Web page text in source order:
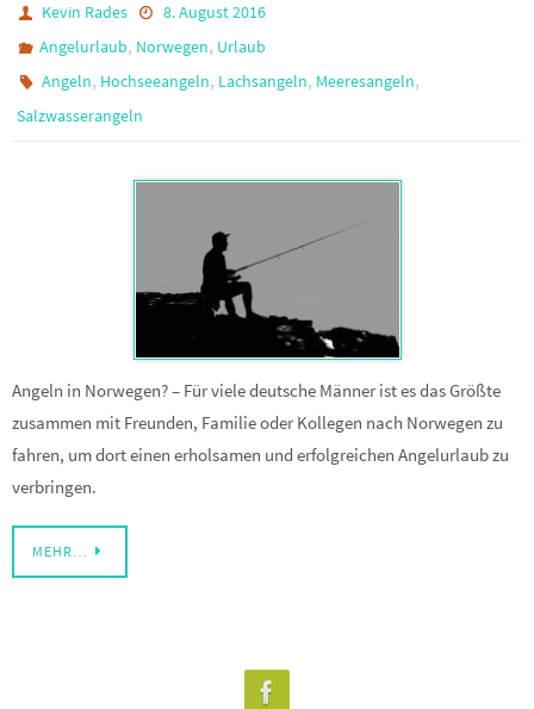
Kevin Rades
8. August 2016
Angelurlaub, Norwegen, Urlaub
Angeln, Hochseeangeln, Lachsangeln, Meeresangeln,
Salzwasserangeln
Angeln in Norwegen? – Für viele deutsche Männer ist es das Größte
zusammen mit Freunden, Familie oder Kollegen nach Norwegen zu
fahren, um dort einen erholsamen und erfolgreichen Angelurlaub zu
verbringen.
MEHR…